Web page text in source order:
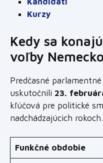
Kurzy
Kedy sa
voľby
Predčasné
uskutočnili 23.
kľúčová pre politické
nadchádzajúcich rokoch.
Funkčné obdobie